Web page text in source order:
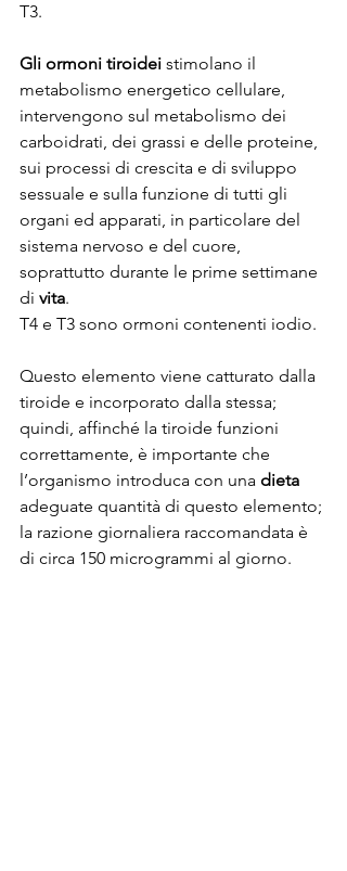
T3.
Gli ormoni tiroidei stimolano il
metabolismo energetico cellulare,
intervengono sul metabolismo dei
carboidrati, dei grassi e delle proteine,
sui processi di crescita e di sviluppo
sessuale e sulla funzione di tutti gli
organi ed apparati, in particolare del
sistema nervoso e del cuore,
soprattutto durante le prime settimane
di vita.
T4 e T3 sono ormoni contenenti iodio.
Questo elemento viene catturato dalla
tiroide e incorporato dalla stessa;
quindi, affinché la tiroide funzioni
correttamente, è importante che
l’organismo introduca con una dieta
adeguate quantità di questo elemento;
la razione giornaliera raccomandata è
di circa 150 microgrammi al giorno.